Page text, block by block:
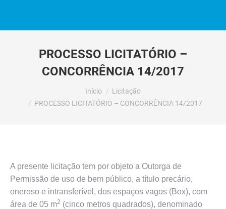
PROCESSO LICITATÓRIO –
CONCORRÊNCIA 14/2017
Início
Licitação
PROCESSO LICITATÓRIO – CONCORRÊNCIA 14/2017
A presente licitação tem por objeto a Outorga de
Permissão de uso de bem público, a título precário,
oneroso e intransferível, dos espaços vagos (Box), com
área de 05 m2 (cinco metros quadrados), denominado